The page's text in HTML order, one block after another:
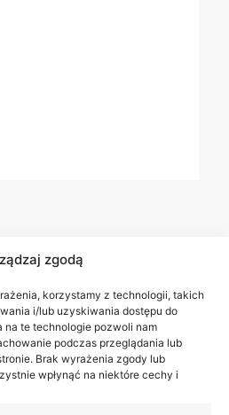
zgodą
korzystamy z technologii, takich
i/lub uzyskiwania dostępu do
na te technologie pozwoli nam
podczas przeglądania lub
Brak wyrażenia zgody lub
wpłynąć na niektóre cechy i